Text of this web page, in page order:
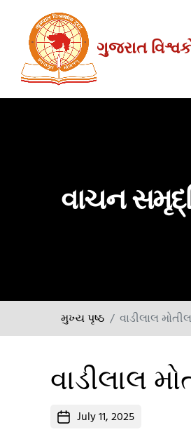
content
ગુજરાત
વાચન
મુખ્ય પૃષ્ઠ વાડીલાલ
વાડીલાલ
Post July 11, 2025